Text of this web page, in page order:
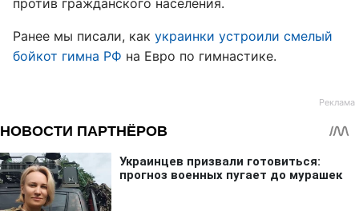
против гражданского населения.
Ранее мы писали, как украинки устроили смелый
бойкот гимна РФ на Евро по гимнастике.